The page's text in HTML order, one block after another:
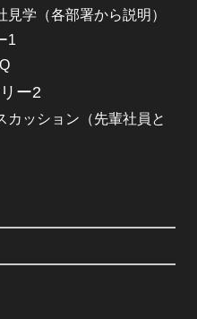
学（各部署から説明）
1
ー2
ッション（先輩社員と